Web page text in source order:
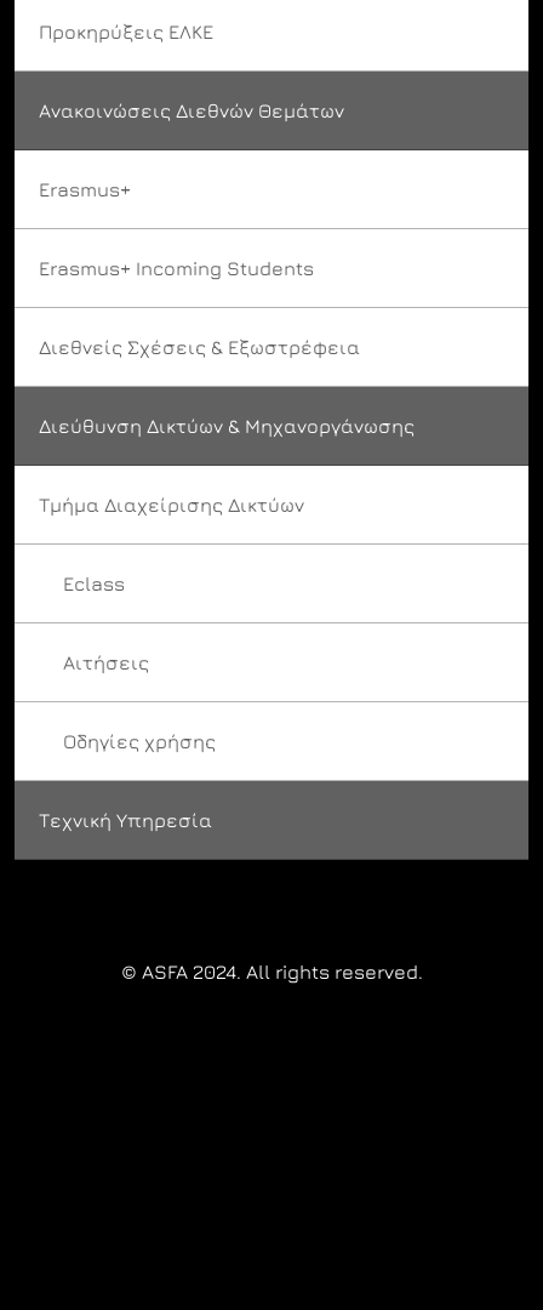
Προκηρύξεις ΕΛΚΕ
Ανακοινώσεις Διεθνών Θεμάτων
Erasmus+
Erasmus+ Incoming Students
Διεθνείς Σχέσεις & Εξωστρέφεια
Διεύθυνση Δικτύων & Μηχανοργάνωσης
Τμήμα Διαχείρισης Δικτύων
Eclass
Αιτήσεις
Οδηγίες χρήσης
Τεχνική Υπηρεσία
© ASFA 2024. All rights reserved.